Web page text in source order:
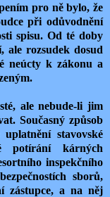
pro ně bylo, že
při odůvodnění
spisu. Od té doby
ale rozsudek dosud
neúcty k zákonu a
ale nebude-li jim
Současný způsob
stavovské
potírání kárných
inspekčního
sborů,
zástupce, a na něj